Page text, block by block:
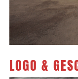
LOGO &